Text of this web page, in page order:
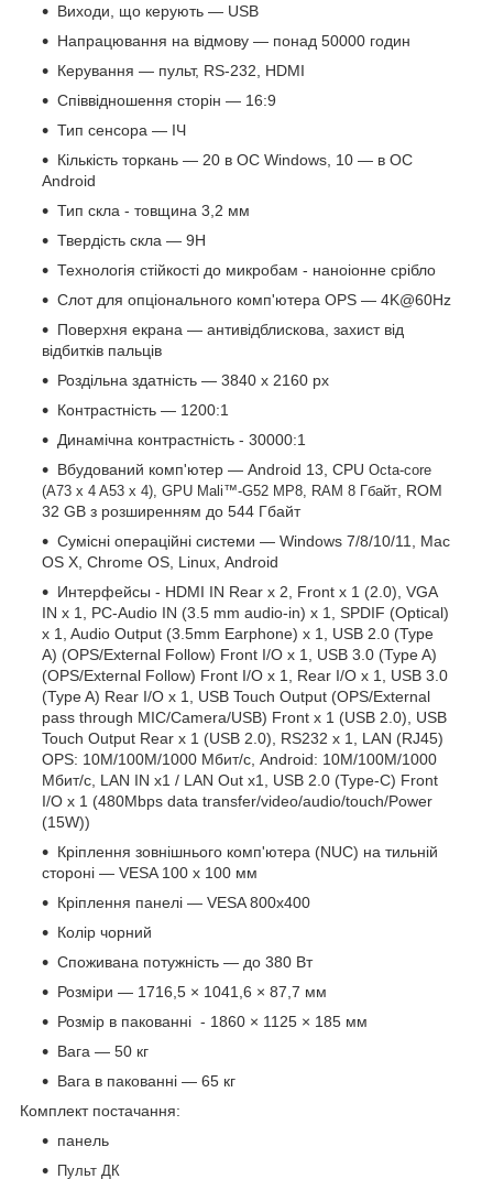
Виходи, що керують — USB
Напрацювання на відмову — понад 50000 годин
Керування — пульт, RS-232, HDMI
Співвідношення сторін — 16:9
Тип сенсора — ІЧ
Кількість торкань — 20 в ОС Windows, 10 — в ОС
Android
Тип скла - товщина 3,2 мм
Твердість скла — 9H
Технологія стійкості до микробам - наноіонне срібло
Слот для опціонального комп'ютера OPS — 4K@60Hz
Поверхня екрана — антивідблискова, захист від
відбитків пальців
Роздільна здатність — 3840 x 2160 px
Контрастність — 1200:1
Динамічна контрастність - 30000:1
Вбудований комп'ютер — Android 13, CPU Octa-core
(A73 x 4 A53 x 4), GPU Mali™-G52 MP8, RAM 8 Гбайт , ROM
32 GB з розширенням до 544 Гбайт
Сумісні операційні системи — Windows 7/8/10/11, Mac
OS X, Chrome OS, Linux, Android
Интерфейсы - HDMI IN Rear x 2, Front x 1 (2.0), VGA
IN x 1, PC-Audio IN (3.5 mm audio-in) x 1, SPDIF (Optical)
x 1, Audio Output (3.5mm Earphone) x 1, USB 2.0 (Type
A) (OPS/External Follow) Front I/O x 1, USB 3.0 (Type A)
(OPS/External Follow) Front I/O x 1, Rear I/O x 1, USB 3.0
(Type A) Rear I/O x 1, USB Touch Output (OPS/External
pass through MIC/Camera/USB) Front x 1 (USB 2.0), USB
Touch Output Rear x 1 (USB 2.0), RS232 x 1, LAN (RJ45)
OPS: 10M/100M/1000 Мбит/с, Android: 10M/100M/1000
Мбит/с, LAN IN x1 / LAN Out x1, USB 2.0 (Type-C) Front
I/O x 1 (480Mbps data transfer/video/audio/touch/Power
(15W))
Кріплення зовнішнього комп'ютера (NUC) на тильній
стороні — VESA 100 x 100 мм
Кріплення панелі — VESA 800х400
Колір чорний
Споживана потужність — до 380 Вт
Розміри — 1716,5 × 1041,6 × 87,7 мм
Розмір в пакованні - 1860 × 1125 × 185 мм
Вага — 50 кг
Вага в пакованні — 65 кг
Комплект постачання:
панель
Пульт ДК